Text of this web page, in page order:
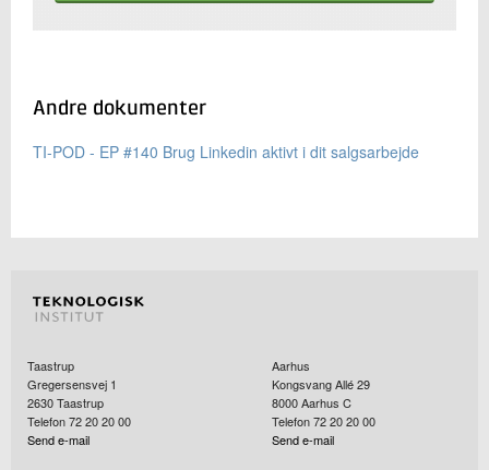
Andre dokumenter
TI-POD - EP #140 Brug Linkedin aktivt i dit salgsarbejde
Taastrup
Gregersensvej 1
2630Taastrup
Telefon 72 20 20 00
Send e-mail
Aarhus
Kongsvang Allé 29
8000Aarhus C
Telefon 72 20 20 00
Send e-mail